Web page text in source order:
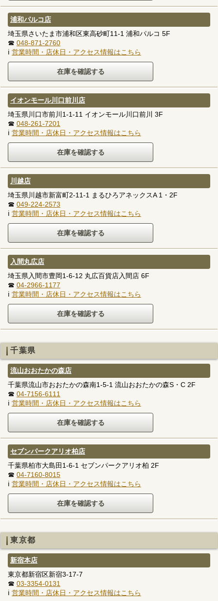
浦和パルコ店
埼玉県さいたま市浦和区東高砂町11-1 浦和パルコ 5F
☎ 048-871-2760
ℹ 営業時間・店休日・アクセス情報はこちら
イオンモール川口前川店
埼玉県川口市前川1-1-11 イオンモール川口前川 3F
☎ 048-261-7201
ℹ 営業時間・店休日・アクセス情報はこちら
川越店
埼玉県川越市新富町2-11-1 まるひろアネックスA 1・2F
☎ 049-224-2573
ℹ 営業時間・店休日・アクセス情報はこちら
入間丸広店
埼玉県入間市豊岡1-6-12 丸広百貨店入間店 6F
☎ 04-2966-1177
ℹ 営業時間・店休日・アクセス情報はこちら
千葉県
流山おおたかの森店
千葉県流山市おおたかの森南1-5-1 流山おおたかの森S・C 2F
☎ 04-7156-6111
ℹ 営業時間・店休日・アクセス情報はこちら
セブンパークアリオ柏店
千葉県柏市大島田1-6-1 セブンパークアリオ柏 2F
☎ 04-7160-8015
ℹ 営業時間・店休日・アクセス情報はこちら
東京都
新宿本店
東京都新宿区新宿3-17-7
☎ 03-3354-0131
ℹ 営業時間・店休日・アクセス情報はこちら